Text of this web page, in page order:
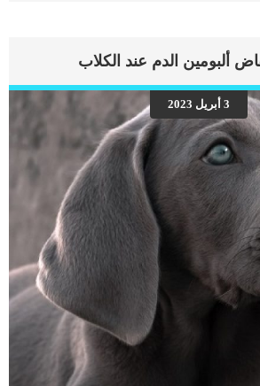
تأكل أكبر كمية ممكنة من الطعام الذى تجده او تحصل عليه
من الشيكولاتة الموجودة بيد يدي كلبك تقريبا منعدمة.
عندما يأكل كلبك كمية كبيرة من الشيكولاتة لا
البيطرية حتى يقوم الدكتور بالإجراءات التالية […]
ألبومين الدم عند الكلاب
3 أبريل 2023